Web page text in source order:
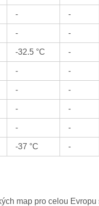
- -
- -
-32.5 °C -
- -
- -
- -
- -
-37 °C -
map pro celou